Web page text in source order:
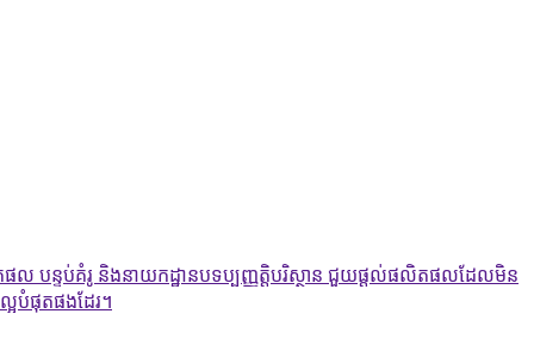
ល បន្ទប់គំរូ និងនាយកដ្ឋានបទប្បញ្ញត្តិបរិស្ថាន ជួយផ្តល់ផលិតផលដែលមិន
អបំផុតផងដែរ។